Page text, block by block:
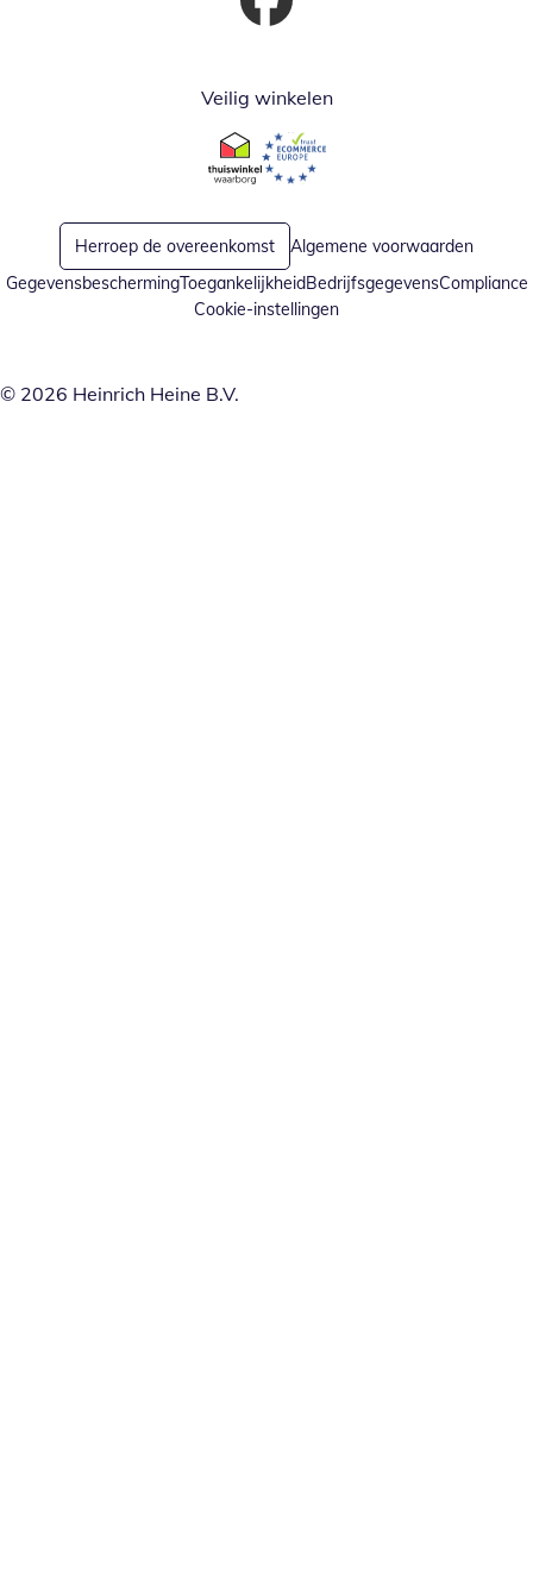
Opent in nieuw venster
Veilig winkelen
Opent in nieuw venster
Opent in nieuw venster
Herroep de overeenkomst
Algemene voorwaarden
GegevensbeschermingToegankelijkheidBedrijfsgegevensCompliance
Cookie-instellingen
© 2026 Heinrich Heine B.V.